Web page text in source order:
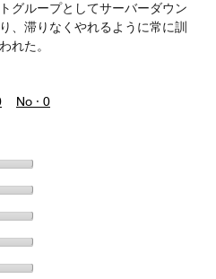
グループとしてサーバーダウン
、滞りなくやれるように常に訓
れた。
No · 0